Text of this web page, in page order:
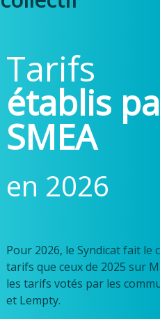
Tarifs
établis
SMEA
en 2026
Pour 2026, le Syndicat fait le
tarifs que ceux de 2025 sur
les tarifs votés par les
et Lempty.